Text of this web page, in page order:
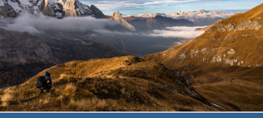
Zapomněli jste heslo?
Měli jste účet na starém webu?